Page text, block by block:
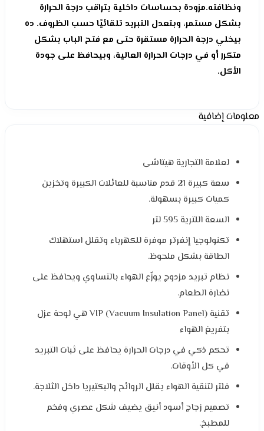
ونظافته.مزودة بحساسات داخلية بتراقب درجة الحرارة
بشكل مستمر، وبتعدل التبريد تلقائيًا حسب الظروف. ده
بيخلي درجة الحرارة مستقرة حتى مع فتح الباب بشكل
متكرر أو في درجات الحرارة العالية، وبيحافظ على جودة
الأكل.
معلومات إضافية
لعلامة التجارية هيتاشى
سعة كبيرة 21 قدم مناسبة للعائلات الكبيرة وتخزين
كميات كبيرة بسهولة.
السعة اللترية 595 لتر
تكنولوجيا إنفرتر موفرة للكهرباء وتقلل استهلاك
الطاقة بشكل ملحوظ.
نظام تبريد مزدوج يوزّع الهواء بالتساوي ويحافظ على
نضارة الطعام.
تقنية VIP (Vacuum Insulation Panel) هي لوحة عزل
بتفريغ الهواء
تحكم ذكي في درجات الحرارة يحافظ على ثبات التبريد
في كل الأوقات.
فلتر لتنقية الهواء يقلل الروائح والبكتيريا داخل الثلاجة.
تصميم زجاج أسود أنيق يضيف شكل عصري وفخم
للمطبخ.